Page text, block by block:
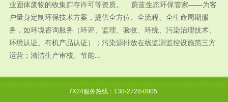
业固体废物的收集贮存许可等资质。 蔚蓝生态环保管家——为客
户量身定制环保技术方案，提供全方位、全流程、全生命周期服
务，如环境咨询服务（环评、监理、验收、环统、污染治理技术、
环境认证、有机产品认证）；污染源排放在线监测监控设施第三方
运营；清洁生产审核、节能...
7X24服务热线：138-2728-0005